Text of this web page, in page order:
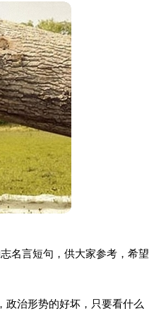
名言短句，供大家参考，希望
政治形势的好坏，只要看什么